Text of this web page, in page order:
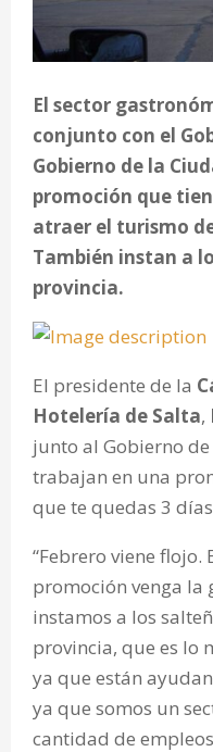
El sector
conjunto con el
Gobierno de la
promoción que
atraer el turismo
También instan a
provincia.
El presidente de la
Hotelería de Salta,
junto al Gobierno
trabajan en una
que te quedas 3
“Febrero viene flojo.
promoción venga la
instamos a los
provincia, que es lo
ya que están
ya que somos un
cantidad de